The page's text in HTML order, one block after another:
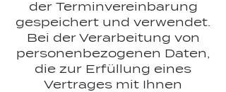
der Terminvereinbarung
gespeichert und verwendet.
Bei der Verarbeitung von
personenbezogenen Daten,
die zur Erfüllung eines
Vertrages mit Ihnen